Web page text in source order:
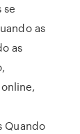
se
as
as
Quando